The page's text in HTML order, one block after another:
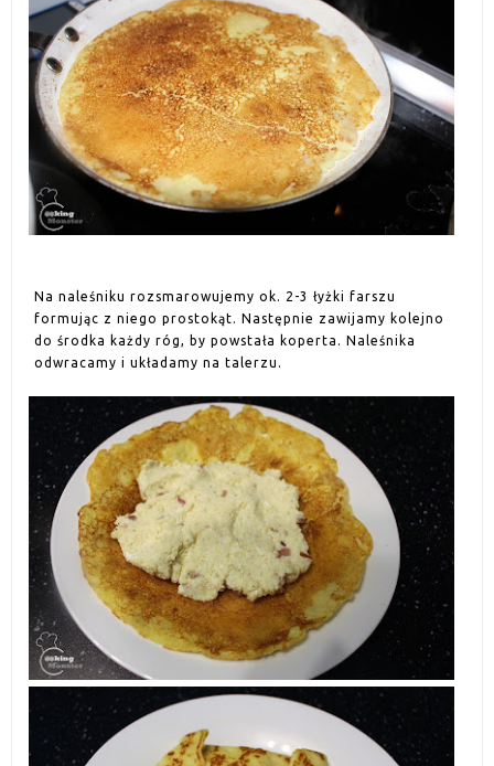
Na naleśniku rozsmarowujemy ok. 2-3 łyżki farszu
formując z niego prostokąt. Następnie zawijamy kolejno
do środka każdy róg, by powstała koperta. Naleśnika
odwracamy i układamy na talerzu.